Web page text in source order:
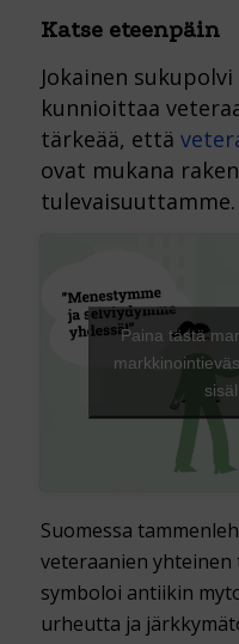
Katse eteenpäin
Jokainen
kunnioittaa
tärkeää, että
ovat mukana
tulevaisuuttamme.
Paina tästä
Suomessa
veteraanien yhteinen
symboloi antiikin
urheutta ja